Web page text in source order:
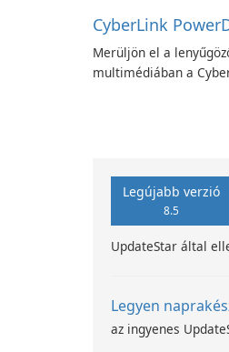
CyberLink
Merüljön el a
multimédiában a
Legújabb verzió
8.5
UpdateStar által
Legyen
az ingyenes